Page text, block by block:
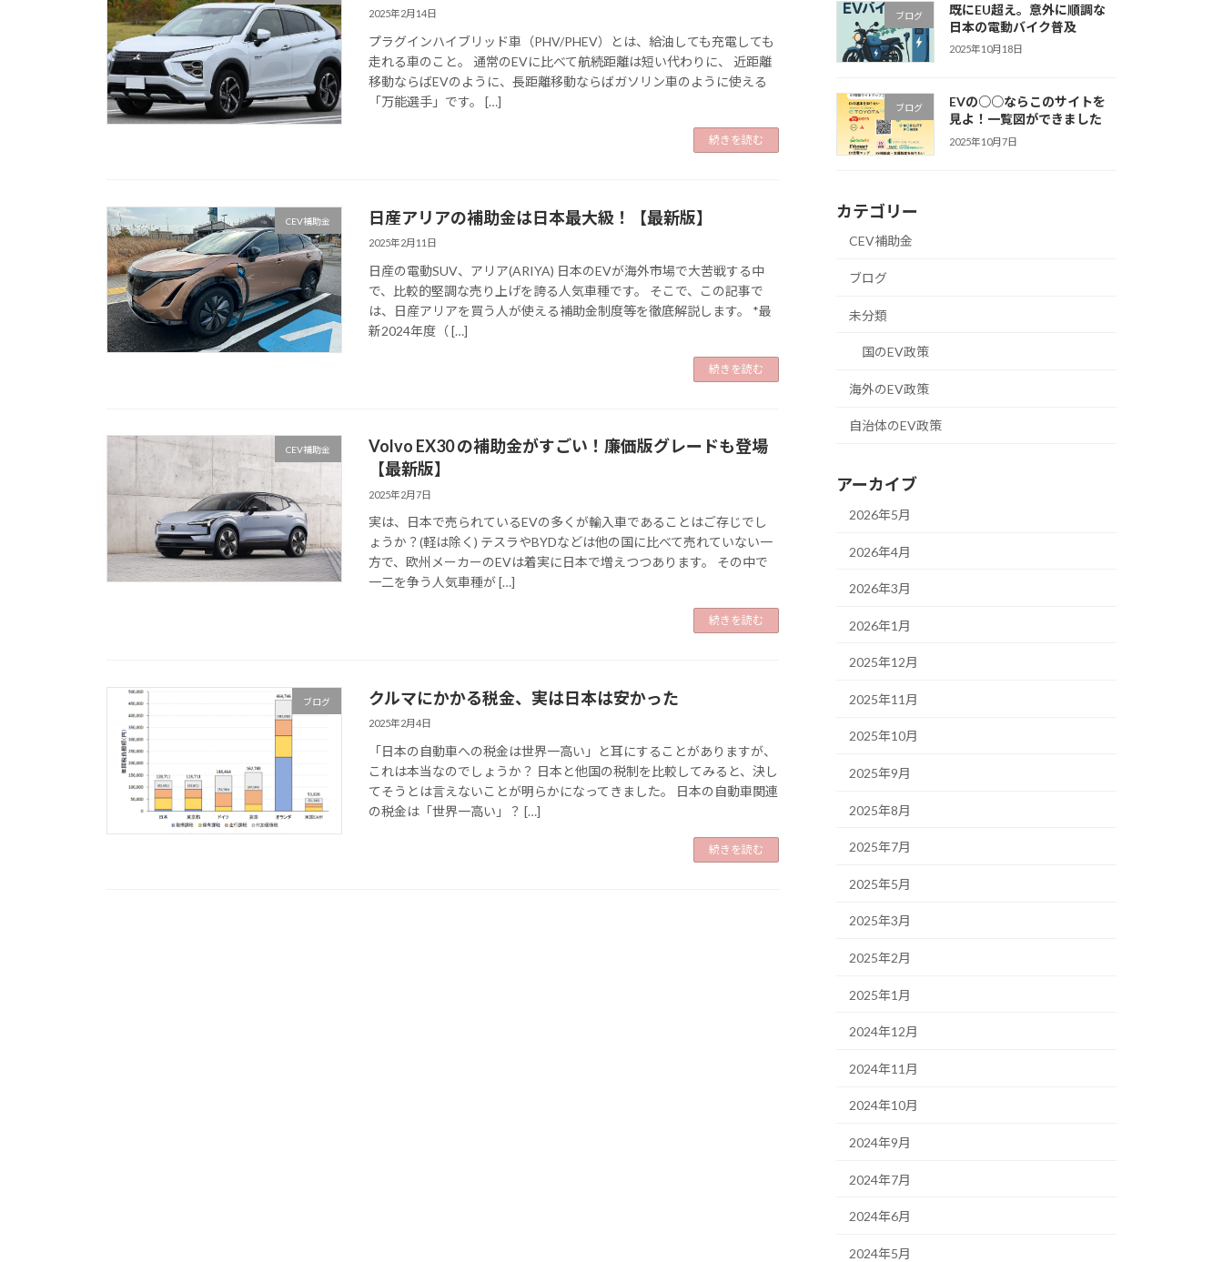
2025年2月14日
プラグインハイブリッド車（PHV/PHEV）とは、給油しても充電しても
走れる車のこと。 通常のEVに比べて航続距離は短い代わりに、 近距離
移動ならばEVのように、長距離移動ならばガソリン車のように使える
「万能選手」です。 […]
続きを読む
CEV補助金 日産アリアの補助金は日本最大級！【最新版】
2025年2月11日
日産の電動SUV、アリア(ARIYA) 日本のEVが海外市場で大苦戦する中
で、比較的堅調な売り上げを誇る人気車種です。 そこで、この記事で
は、日産アリアを買う人が使える補助金制度等を徹底解説します。 *最
新2024年度（ […]
続きを読む
CEV補助金
Volvo EX30 の補助金がすごい！廉価版グレードも登場
【最新版】
2025年2月7日
実は、日本で売られているEVの多くが輸入車であることはご存じでし
ょうか？(軽は除く) テスラやBYDなどは他の国に比べて売れていない一
方で、欧州メーカーのEVは着実に日本で増えつつあります。 その中で
一二を争う人気車種が […]
続きを読む
ブログ クルマにかかる税金、実は日本は安かった
2025年2月4日
「日本の自動車への税金は世界一高い」と耳にすることがありますが、
これは本当なのでしょうか？ 日本と他国の税制を比較してみると、決し
てそうとは言えないことが明らかになってきました。 日本の自動車関連
の税金は「世界一高い」？ […]
続きを読む
ブログ
既にEU超え。意外に順調な
日本の電動バイク普及
2025年10月18日
ブログ
EVの○○ならこのサイトを
見よ！一覧図ができました
2025年10月7日
カテゴリー
CEV補助金
ブログ
未分類
国のEV政策
海外のEV政策
自治体のEV政策
アーカイブ
2026年5月
2026年4月
2026年3月
2026年1月
2025年12月
2025年11月
2025年10月
2025年9月
2025年8月
2025年7月
2025年5月
2025年3月
2025年2月
2025年1月
2024年12月
2024年11月
2024年10月
2024年9月
2024年7月
2024年6月
2024年5月